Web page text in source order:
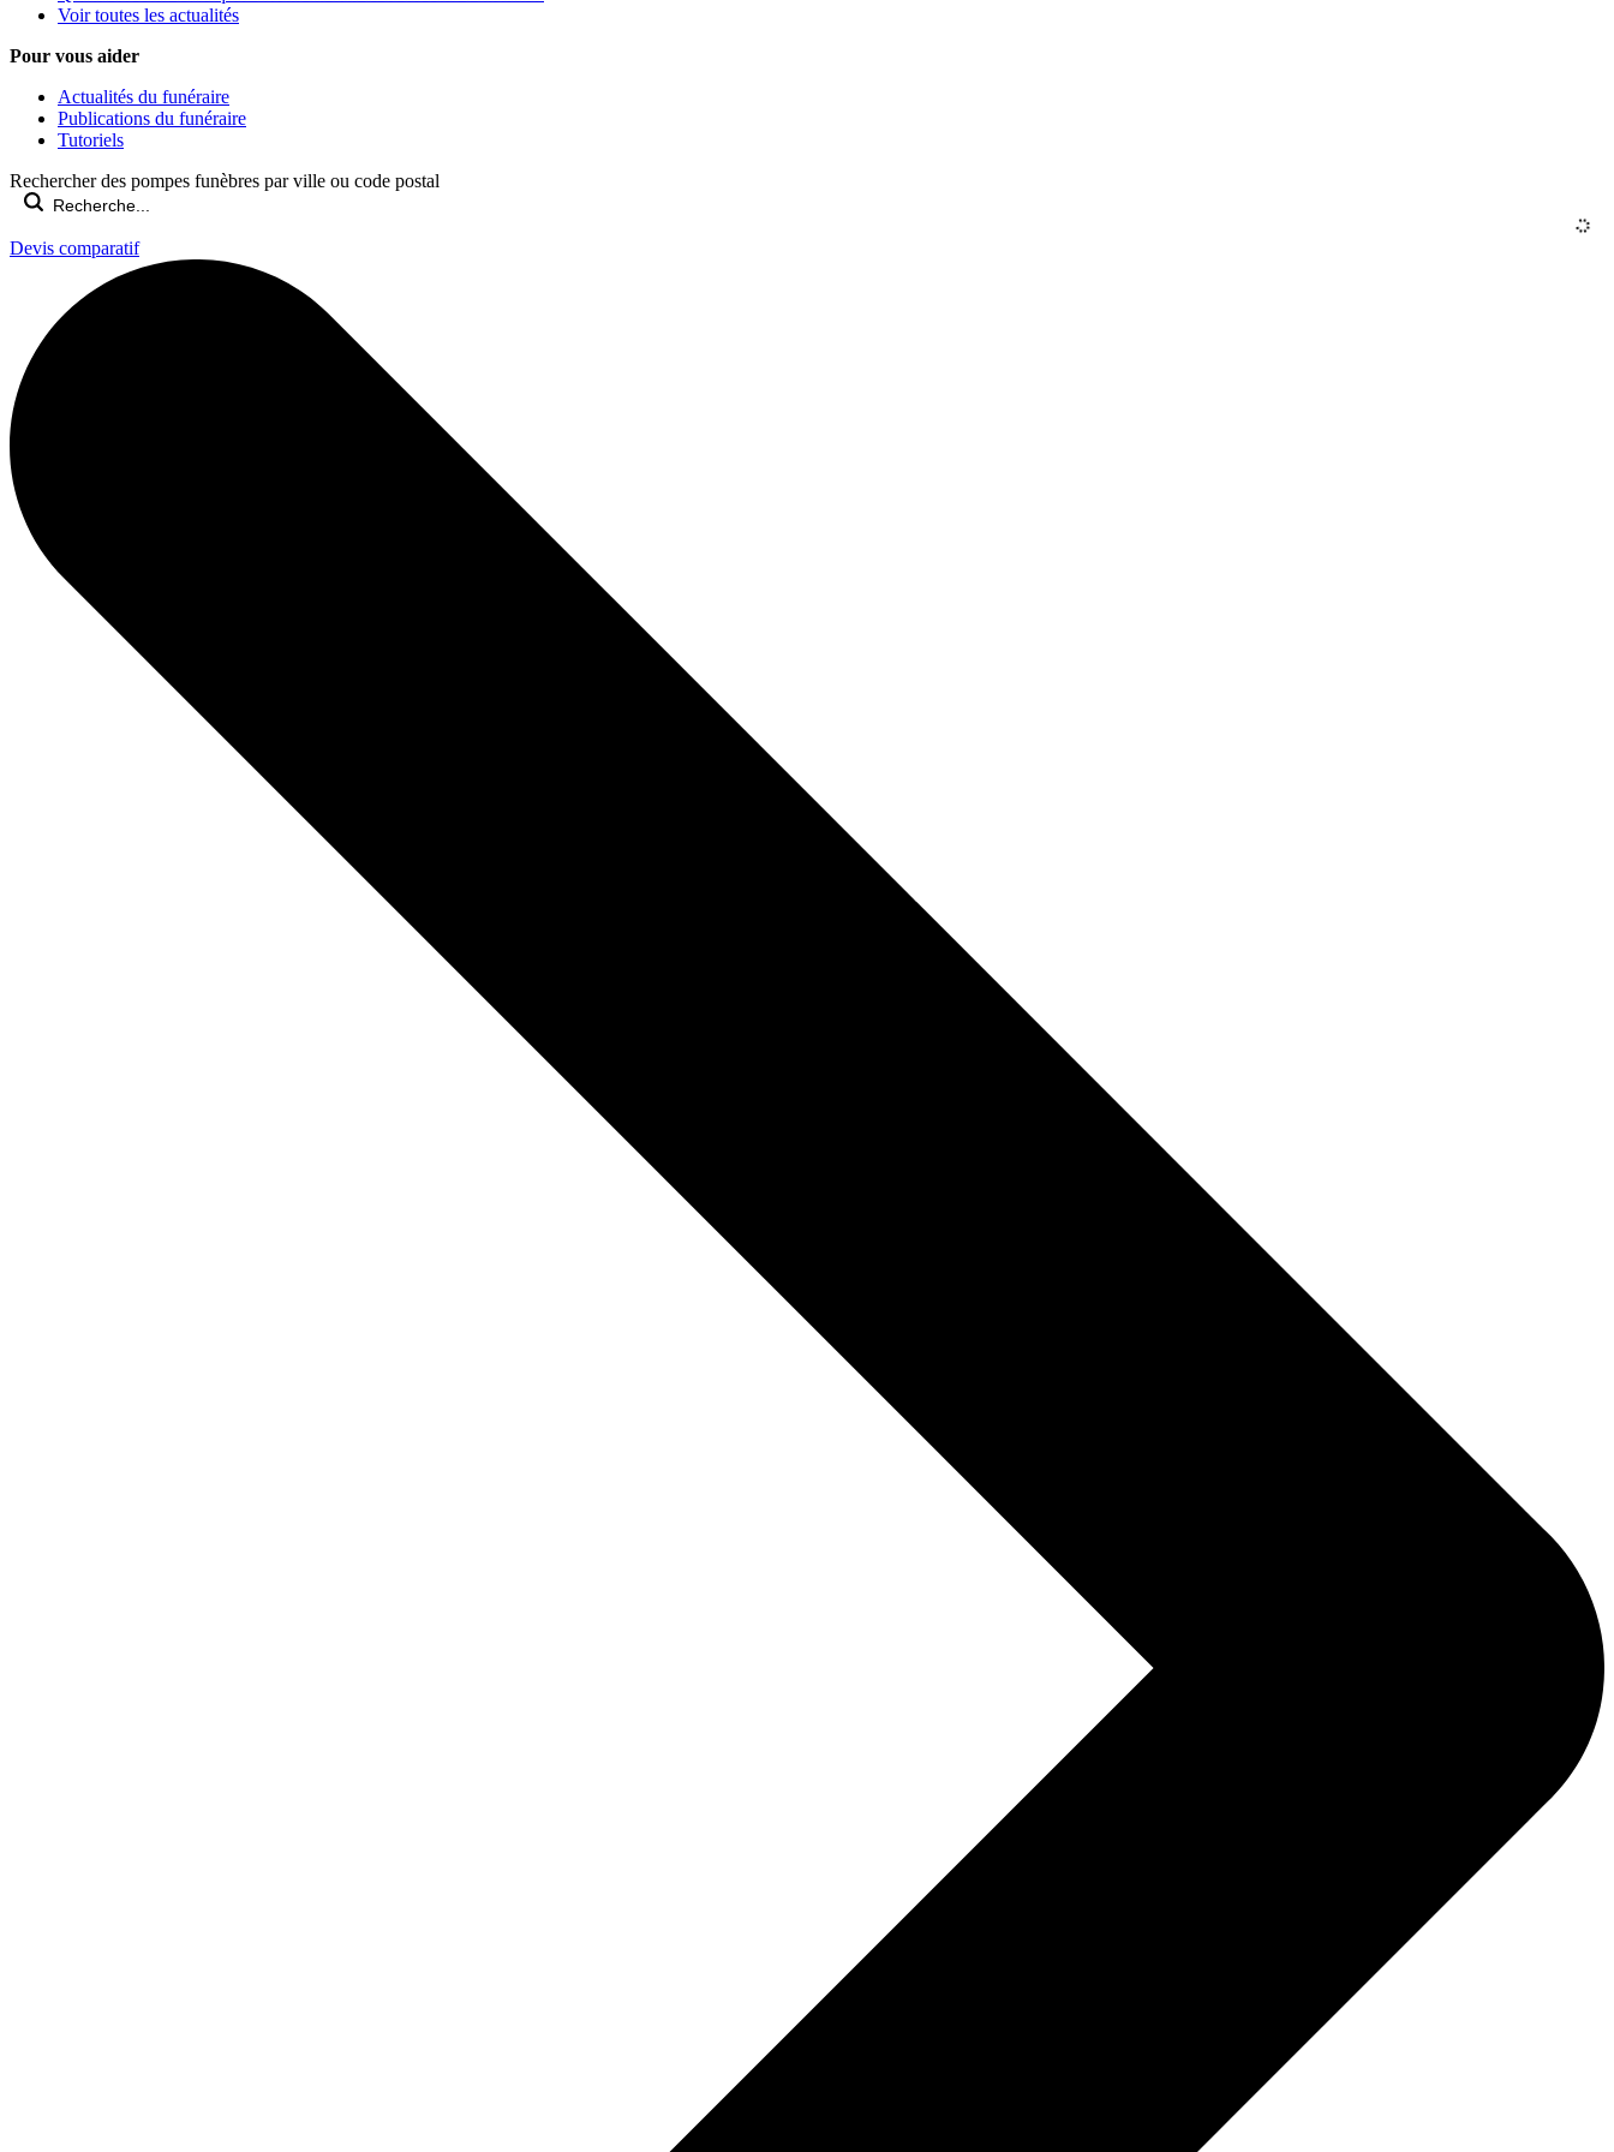
Voir toutes les actualités
Pour vous aider
Actualités du funéraire
Publications du funéraire
Tutoriels
Rechercher des pompes funèbres par ville ou code postal
Devis comparatif